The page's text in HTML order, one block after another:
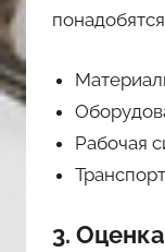
Рабочая
3.